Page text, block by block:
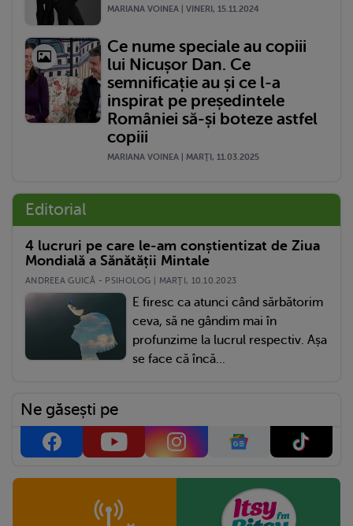
MARIANA VOINEA | VINERI, 15.11.2024
Ce nume speciale au copiii
lui Nicușor Dan. Ce
semnificație au și ce l-a
inspirat pe președintele
României să-și boteze astfel
copiii
MARIANA VOINEA | MARŢI, 11.03.2025
Editorial
4 lucruri pe care le-am conștientizat de Ziua
Mondială a Sănătății Mintale
ANDREEA GUICĂ - PSIHOLOG | MARŢI, 10.10.2023
E firesc ca atunci când sărbătorim
ceva, să ne gândim mai în
profunzime la lucrul respectiv. Așa
se face că încă...
Ne găsești pe